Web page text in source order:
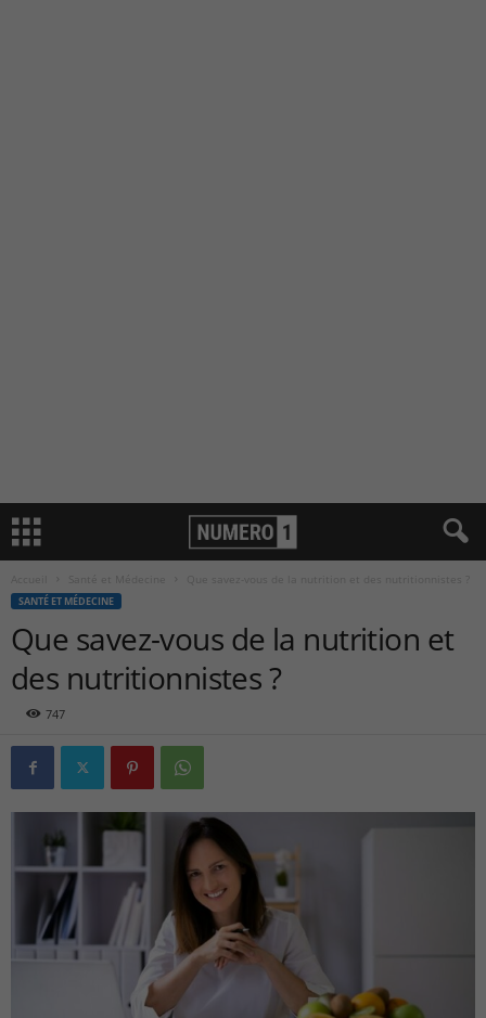
Santé et Médecine
SANTÉ ET MÉDECINE
Que savez-vous de la nutrition et
des nutritionnistes ?
747